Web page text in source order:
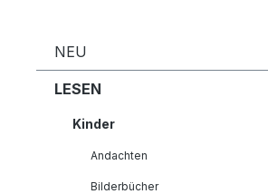
NEU
LESEN
Kinder
Andachten
Bilderbücher